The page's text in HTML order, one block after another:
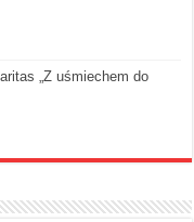
„Z uśmiechem do